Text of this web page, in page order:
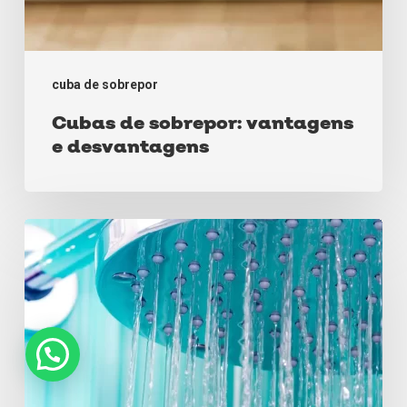
cuba de sobrepor
Cubas de sobrepor: vantagens
e desvantagens
Tudo
o
que
você
precisa
saber